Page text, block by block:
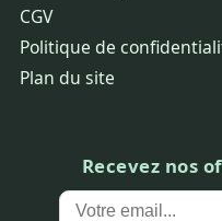
CGV
Politique de
Plan du site
Recevez nos